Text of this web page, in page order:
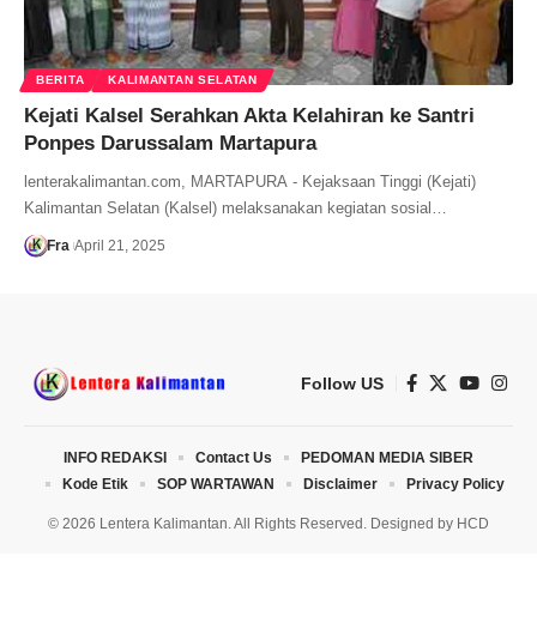
BERITA KALIMANTAN SELATAN
Kejati Kalsel Serahkan Akta Kelahiran ke Santri
Ponpes Darussalam Martapura
lenterakalimantan.com, MARTAPURA - Kejaksaan Tinggi (Kejati)
Kalimantan Selatan (Kalsel) melaksanakan kegiatan sosial…
Fra April 21, 2025
Follow US
© 2026 Lentera Kalimantan. All Rights Reserved. Designed by HCD
INFO REDAKSI Contact Us
PEDOMAN MEDIA SIBER
Kode Etik
SOP WARTAWAN Disclaimer Privacy Policy